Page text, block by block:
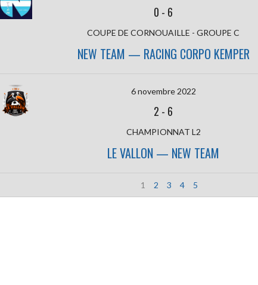
0 - 6
COUPE DE CORNOUAILLE - GROUPE C
NEW TEAM — RACING CORPO KEMPER
6 novembre 2022
2 - 6
CHAMPIONNAT L2
LE VALLON — NEW TEAM
1 2 3 4 5